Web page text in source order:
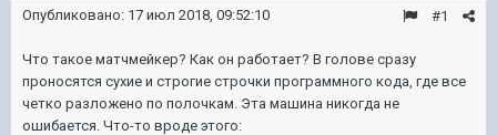
#1
Опубликовано: 17 июл 2018, 09:52:10
Что такое матчмейкер? Как он работает? В голове сразу
проносятся сухие и строгие строчки программного кода, где все
четко разложено по полочкам. Эта машина никогда не
ошибается. Что-то вроде этого: